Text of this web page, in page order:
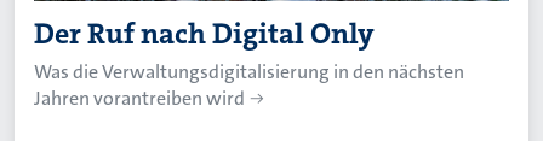
Der Ruf nach Digital Only
Was die Verwaltungsdigitalisierung in den nächsten
Jahren vorantreiben wird